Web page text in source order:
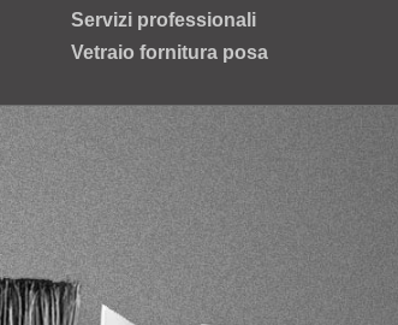
Servizi professionali
Vetraio fornitura posa